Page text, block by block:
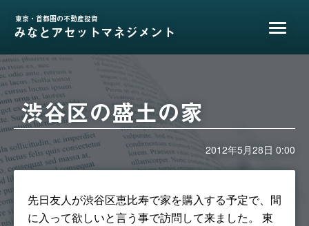
東京・首都圏の不動産投資
みなとアセットマネジメント
渋谷区の盛土の家
2012年5月28日 0:00
先日友人が渋谷区恵比寿で家を購入する予定で、間
に入って欲しいと言う事で訪問して来ました。 東